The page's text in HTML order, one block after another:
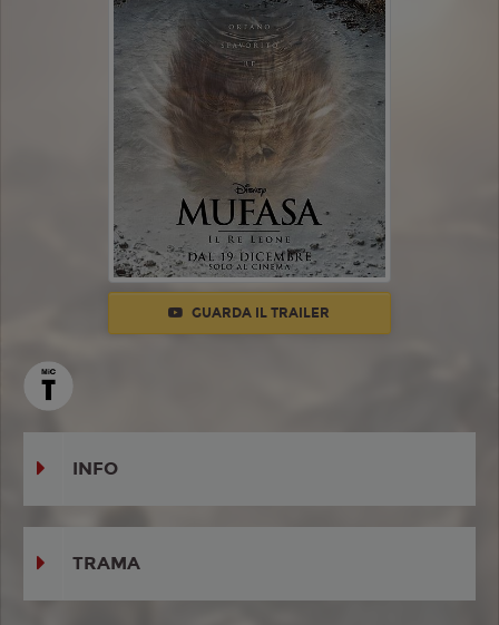
GUARDA IL TRAILER
INFO
TRAMA